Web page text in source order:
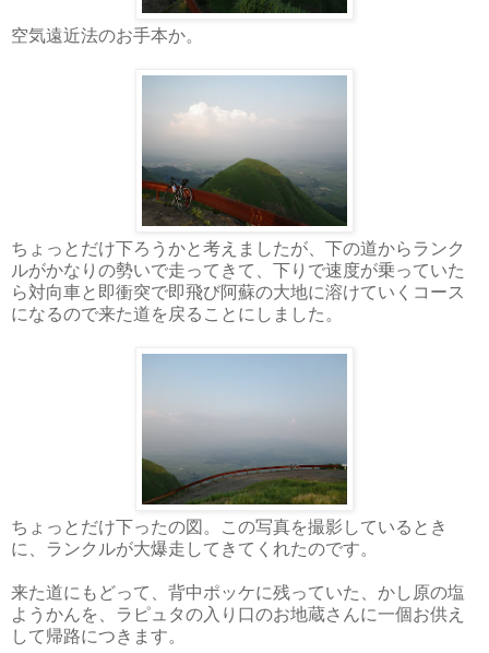
空気遠近法のお手本か。
ちょっとだけ下ろうかと考えましたが、下の道からランク
ルがかなりの勢いで走ってきて、下りで速度が乗っていた
ら対向車と即衝突で即飛び阿蘇の大地に溶けていくコース
になるので来た道を戻ることにしました。
ちょっとだけ下ったの図。この写真を撮影しているとき
に、ランクルが大爆走してきてくれたのです。
来た道にもどって、背中ポッケに残っていた、かし原の塩
ようかんを、ラピュタの入り口のお地蔵さんに一個お供え
して帰路につきます。